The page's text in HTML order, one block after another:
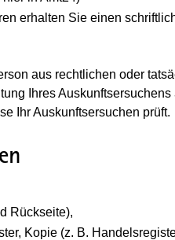
erhalten Sie einen
aus rechtlichen oder
Ihres
Ihr Auskunftsersuchen prüft.
Rückseite),
Kopie (z. B.